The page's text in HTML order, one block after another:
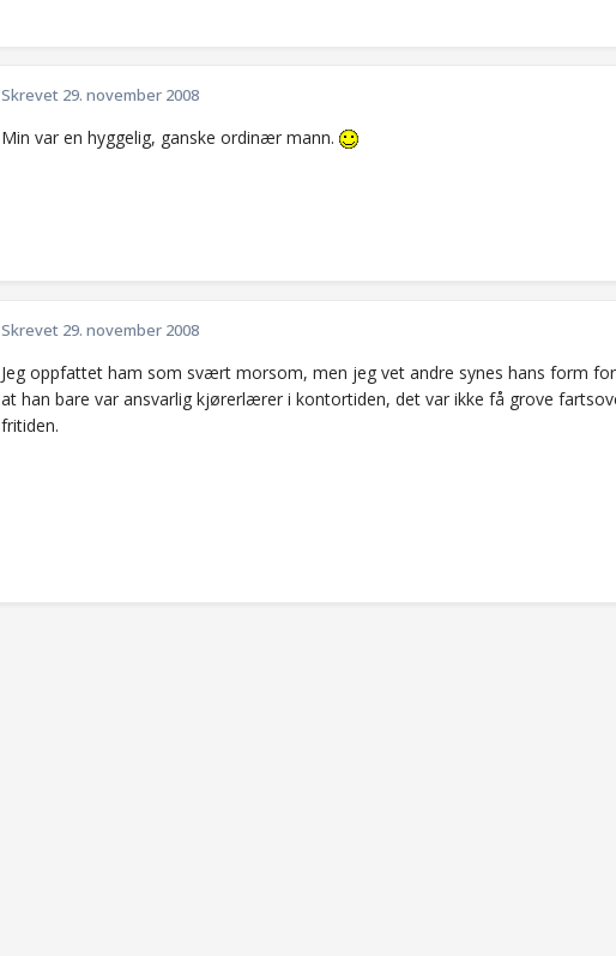
Skrevet 29. november 2008
Min var en hyggelig, ganske ordinær mann.
Skrevet 29. november 2008
Jeg oppfattet ham som svært morsom, men jeg vet andre synes hans form
at han bare var ansvarlig kjørerlærer i kontortiden, det var ikke få grove
fritiden.